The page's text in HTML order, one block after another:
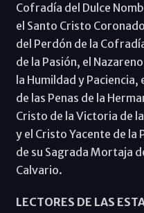
Cofradía del Dulce
el Santo Cristo
del Perdón de la
de la Pasión, el
la Humildad y
de las Penas de la
Cristo de la Victoria de
y el Cristo Yacente de la
de su Sagrada Mortaja
Calvario.
LECTORES DE LAS